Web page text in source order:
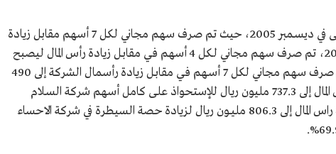
وخضع رأسمال الشركة إلى عدة زيادات الأولى في ديسـمبر 2005، حيث تم صرف سهم مجاني لكل 7 أسهم مقابل زيادة
رأس المال إلى 343 مليـون ريـال. وفي يونيـو 2006، تم صرف سهم مجاني لـكل 4 أسهم فـي مقابـل زيادة رأس المال ليصبح
428,75 مليون ريال. وفي ديسـمبر 2008، تم صرف سهم مجاني لكل 7 أسـهم فـي مقابـل زيادة رأسمال الشركة إلى 490
مليـون ريـال. وفي فبراير 2020، تـم زيادة راس المال إلى 737.3 مليون ريال للإستحواذ علـى كامل أسهم شركة السـلام
للخدمـات الطبيـة. وفي يناير 2022، تم زيادة راس المال إلى 806.3 مليــون ريال لزيادة حصة السيطرة في شركة الاحساء